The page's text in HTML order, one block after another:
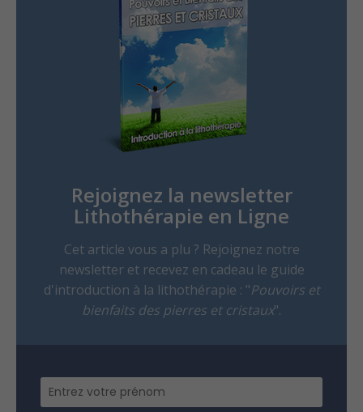
Rejoignez la newsletter
Lithothérapie en Ligne
Cet article vous a plu ? Rejoignez notre
newsletter et recevez en cadeau le guide
d'introduction à la lithothérapie : "Pouvoirs et
bienfaits des pierres et cristaux".